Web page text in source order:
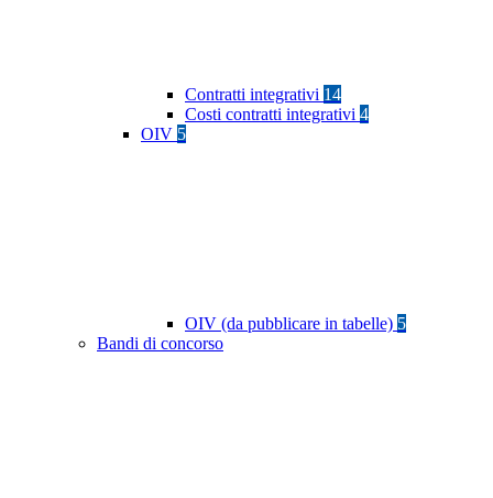
Contratti integrativi 14
Costi contratti integrativi 4
OIV 5
OIV (da pubblicare in tabelle) 5
Bandi di concorso